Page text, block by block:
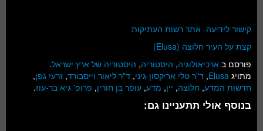
קישור לידיעה- אתר רשות העתיקות
קצת על העיר חלוצה (Elusa)
פורסם ב ארכיאולוגיה, היסטוריה, היסטוריה של ארץ ישראל.
מתויג Elusa
, ד"ר טלי אריקסון-גיני, ד"ר ליאור וייסבורד, זרעי גפן,
חדשות המדע, חלוצה, יין, מדע, עופר בן חורין, פרופ' גיא בר-עוז.
בנוסף אולי תתעניינו גם: